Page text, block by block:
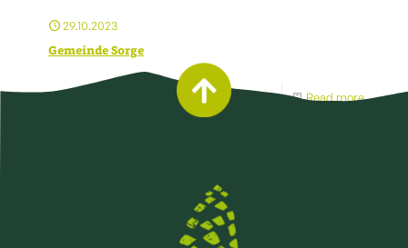
29.10.2023
Gemeinde Sorge
Read more